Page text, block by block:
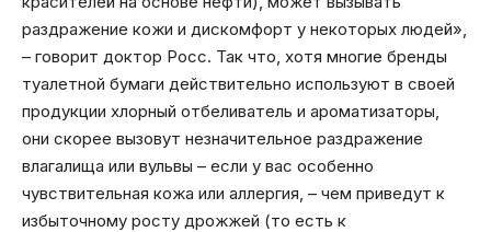
раздражение кожи и дискомфорт у некоторых людей»,
– говорит доктор Росс. Так что, хотя многие бренды
туалетной бумаги действительно используют в своей
продукции хлорный отбеливатель и ароматизаторы,
они скорее вызовут незначительное раздражение
влагалища или вульвы – если у вас особенно
чувствительная кожа или аллергия, – чем приведут к
избыточному росту дрожжей (то есть к